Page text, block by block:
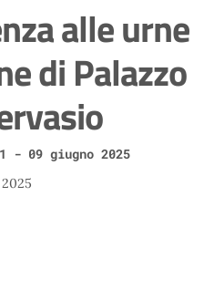
alle urne
di Palazzo
- 09 giugno 2025